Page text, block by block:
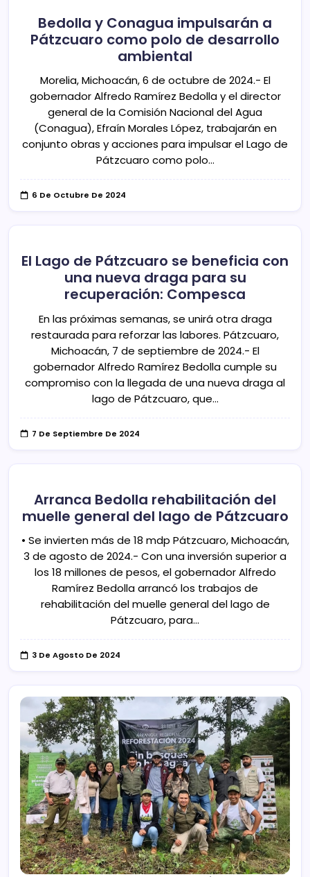
Bedolla y Conagua impulsarán a
Pátzcuaro como polo de desarrollo
ambiental
Morelia, Michoacán, 6 de octubre de 2024.- El
gobernador Alfredo Ramírez Bedolla y el director
general de la Comisión Nacional del Agua
(Conagua), Efraín Morales López, trabajarán en
conjunto obras y acciones para impulsar el Lago de
Pátzcuaro como polo…
6 De Octubre De 2024
El Lago de Pátzcuaro se beneficia con
una nueva draga para su
recuperación: Compesca
En las próximas semanas, se unirá otra draga
restaurada para reforzar las labores. Pátzcuaro,
Michoacán, 7 de septiembre de 2024.- El
gobernador Alfredo Ramírez Bedolla cumple su
compromiso con la llegada de una nueva draga al
lago de Pátzcuaro, que…
7 De Septiembre De 2024
Arranca Bedolla rehabilitación del
muelle general del lago de Pátzcuaro
• Se invierten más de 18 mdp Pátzcuaro, Michoacán,
3 de agosto de 2024.- Con una inversión superior a
los 18 millones de pesos, el gobernador Alfredo
Ramírez Bedolla arrancó los trabajos de
rehabilitación del muelle general del lago de
Pátzcuaro, para…
3 De Agosto De 2024